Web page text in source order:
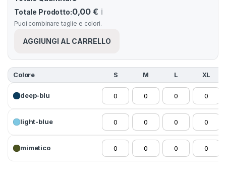
Totale Prodotto:0,00 € ℹ️
Puoi combinare taglie e colori.
AGGIUNGI AL CARRELLO
Colore S M L XL
deep-blu
light-blue
mimetico